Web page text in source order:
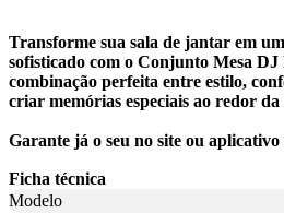
Transforme sua sala de jantar em
sofisticado com o Conjunto Mesa DJ
combinação perfeita entre estilo,
criar memórias especiais ao redor da
Garante já o seu no site ou
Ficha técnica
Modelo